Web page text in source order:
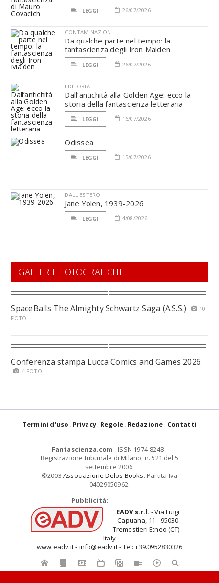
LEGGI 26/07/2026
CONTAMINAZIONI
Da qualche parte nel tempo: la
fantascienza degli Iron Maiden
LEGGI 26/07/2026
EDITORIA
Dall’antichità alla Golden Age: ecco la
storia della fantascienza letteraria
LEGGI 16/07/2026
Odissea
LEGGI 15/07/2026
DALL'ESTERO
Jane Yolen, 1939-2026
LEGGI 4/08/2026
GALLERIE FOTOGRAFICHE
SpaceBalls The Almighty Schwartz Saga (A.S.S.)
10
FOTO
Conferenza stampa Lucca Comics and Games 2026
4 FOTO
Termini d'uso Privacy Regole Redazione Contatti
Fantascienza.com - ISSN 1974-8248 -
Registrazione tribunale di Milano, n. 521 del 5
settembre 2006.
©2003 Associazione Delos Books. Partita Iva
04029050962.
Pubblicità:
EADV s.r.l. - Via Luigi
Capuana, 11 - 95030
Tremestieri Etneo (CT) -
Italy
www.eadv.it - info@eadv.it - Tel: +39.0952830326